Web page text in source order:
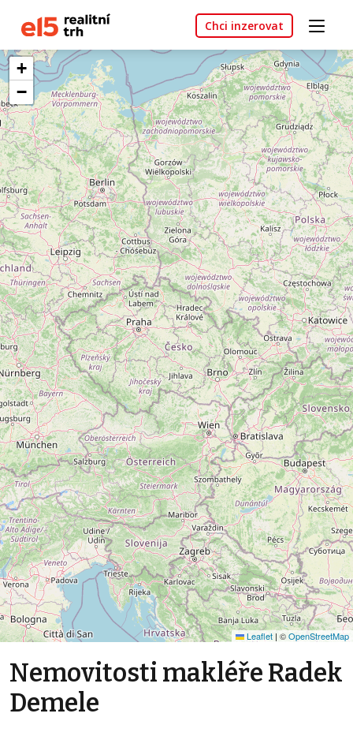
Chci inzerovat
+
−
Leaflet | ©OpenStreetMap
Nemovitosti makléře Radek
Demele